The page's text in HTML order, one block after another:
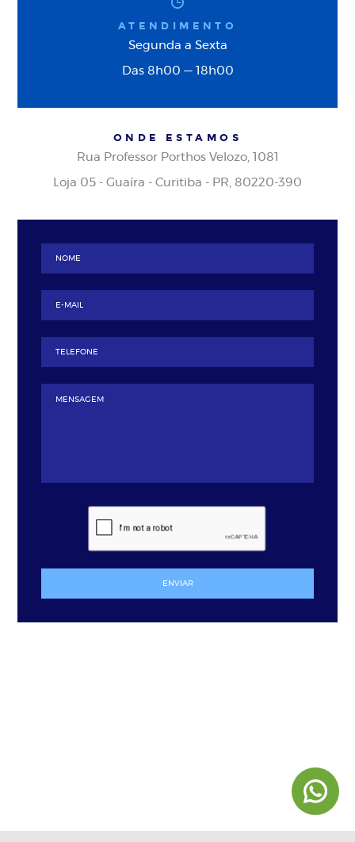
ENVIAR
ATENDIMENTO
Segunda a Sexta
Das 8h00 — 18h00
ONDE ESTAMOS
Rua Professor Porthos Velozo, 1081
Loja 05 - Guaíra - Curitiba - PR, 80220-390